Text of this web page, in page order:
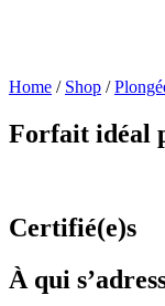
Home / Shop /
Forfait idéal
Certifié(e)s
À qui